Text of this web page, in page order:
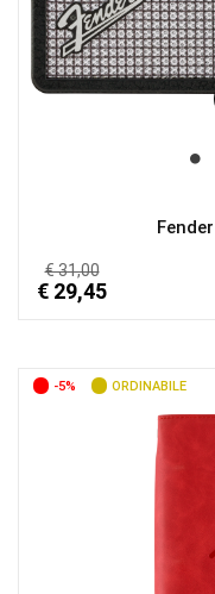
€ 31,00
€ 29,45
-5% ORDINABILE